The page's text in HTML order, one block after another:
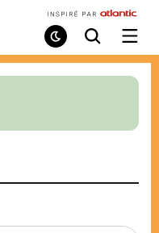
Mode
de
Recherche
/
le